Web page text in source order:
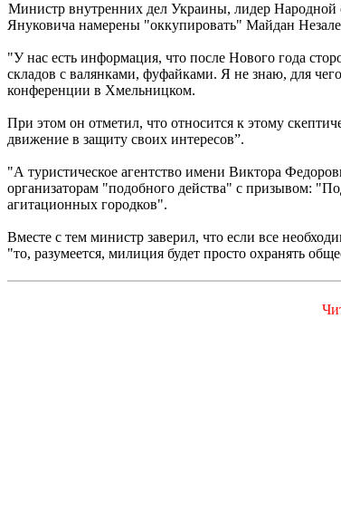
Министр внутренних дел Украины, лидер Народной
Януковича намерены "оккупировать" Майдан
"У нас есть информация, что после Нового года
складов с валянками, фуфайками. Я не знаю, для
конференции в Хмельницком.
При этом он отметил, что относится к этому
движение в защиту своих интересов”.
"А туристическое агентство имени Виктора
организаторам "подобного действа" с призывом:
агитационных городков".
Вместе с тем министр заверил, что если все
"то, разумеется, милиция будет просто охранять